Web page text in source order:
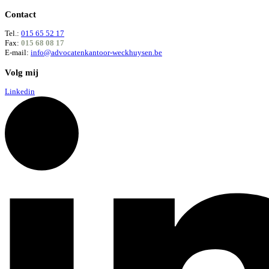
Contact
Tel.: 015 65 52 17
Fax: 015 68 08 17
E-mail: info@advocatenkantoor-weckhuysen.be
Volg mij
Linkedin